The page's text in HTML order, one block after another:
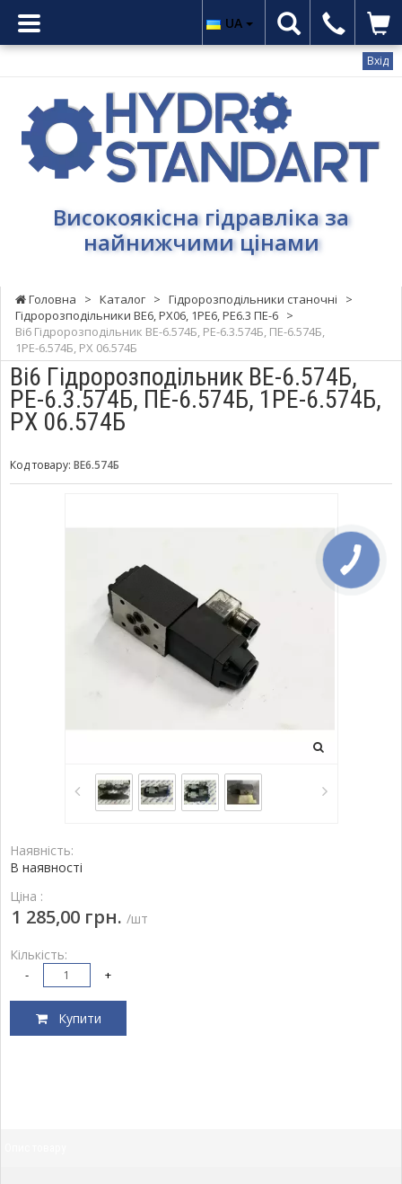
Вхід
Гідростандарт
Високоякісна
гідравліка
цінамиВисокоякісна гідравліка за
найнижчими цінами
UA
Головна > Каталог > Гідророзподільники станочні
>
Гідророзподільники ВЕ6, РХ06, 1РЕ6, РЕ6.3 ПЕ-6 >
Ві6 Гідророзподільник ВЕ-6.574Б, РЕ-6.3.574Б, ПЕ-6.574Б,
1РЕ-6.574Б, РХ 06.574Б
Ві6 Гідророзподільник ВЕ-6.574Б,
РЕ-6.3.574Б, ПЕ-6.574Б, 1РЕ-6.574Б,
РХ 06.574Б
Код товару: ВЕ6.574Б
Наявність:
В наявності
Ціна :
1 285,00 грн. /шт
Кількість:
- +
Купити